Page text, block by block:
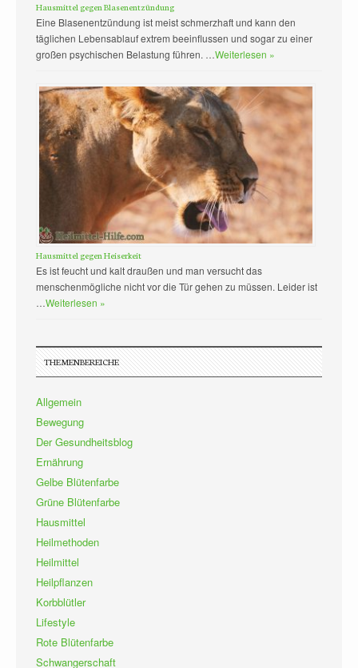
Hausmittel gegen Blasenentzündung
Eine Blasenentzündung ist meist schmerzhaft und kann den
täglichen Lebensablauf extrem beeinflussen und sogar zu einer
großen psychischen Belastung führen. …Weiterlesen »
Hausmittel gegen Heiserkeit
Es ist feucht und kalt draußen und man versucht das
menschenmögliche nicht vor die Tür gehen zu müssen. Leider ist
…Weiterlesen »
THEMENBEREICHE
Allgemein
Bewegung
Der Gesundheitsblog
Ernährung
Gelbe Blütenfarbe
Grüne Blütenfarbe
Hausmittel
Heilmethoden
Heilmittel
Heilpflanzen
Korbblütler
Lifestyle
Rote Blütenfarbe
Schwangerschaft